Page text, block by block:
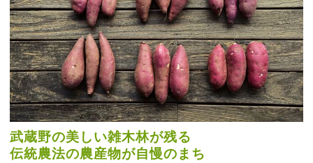
武蔵野の美しい雑木林が残る
伝統農法の農産物が自慢のまち